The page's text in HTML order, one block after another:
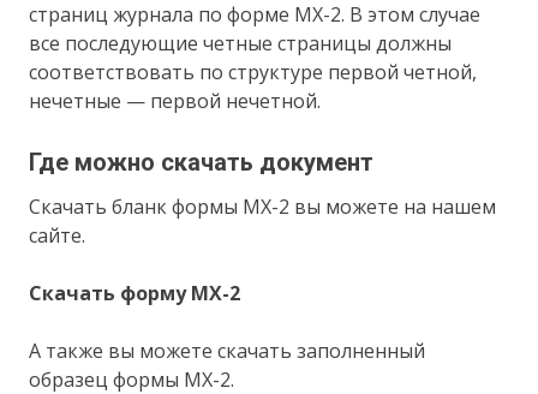
страниц журнала по форме МХ-2. В этом случае
все последующие четные страницы должны
соответствовать по структуре первой четной,
нечетные — первой нечетной.
Где можно скачать документ
Скачать бланк формы МХ-2 вы можете на нашем
сайте.
Скачать форму МХ-2
А также вы можете скачать заполненный
образец формы МХ-2.